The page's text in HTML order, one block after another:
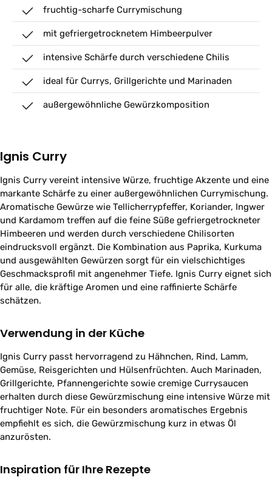
fruchtig-scharfe Currymischung
mit gefriergetrocknetem Himbeerpulver
intensive Schärfe durch verschiedene Chilis
ideal für Currys, Grillgerichte und Marinaden
außergewöhnliche Gewürzkomposition
Ignis Curry
Ignis Curry vereint intensive Würze, fruchtige Akzente und eine
markante Schärfe zu einer außergewöhnlichen Currymischung.
Aromatische Gewürze wie Tellicherrypfeffer, Koriander, Ingwer
und Kardamom treffen auf die feine Süße gefriergetrockneter
Himbeeren und werden durch verschiedene Chilisorten
eindrucksvoll ergänzt. Die Kombination aus Paprika, Kurkuma
und ausgewählten Gewürzen sorgt für ein vielschichtiges
Geschmacksprofil mit angenehmer Tiefe. Ignis Curry eignet sich
für alle, die kräftige Aromen und eine raffinierte Schärfe
schätzen.
Verwendung in der Küche
Ignis Curry passt hervorragend zu Hähnchen, Rind, Lamm,
Gemüse, Reisgerichten und Hülsenfrüchten. Auch Marinaden,
Grillgerichte, Pfannengerichte sowie cremige Currysaucen
erhalten durch diese Gewürzmischung eine intensive Würze mit
fruchtiger Note. Für ein besonders aromatisches Ergebnis
empfiehlt es sich, die Gewürzmischung kurz in etwas Öl
anzurösten.
Inspiration für Ihre Rezepte